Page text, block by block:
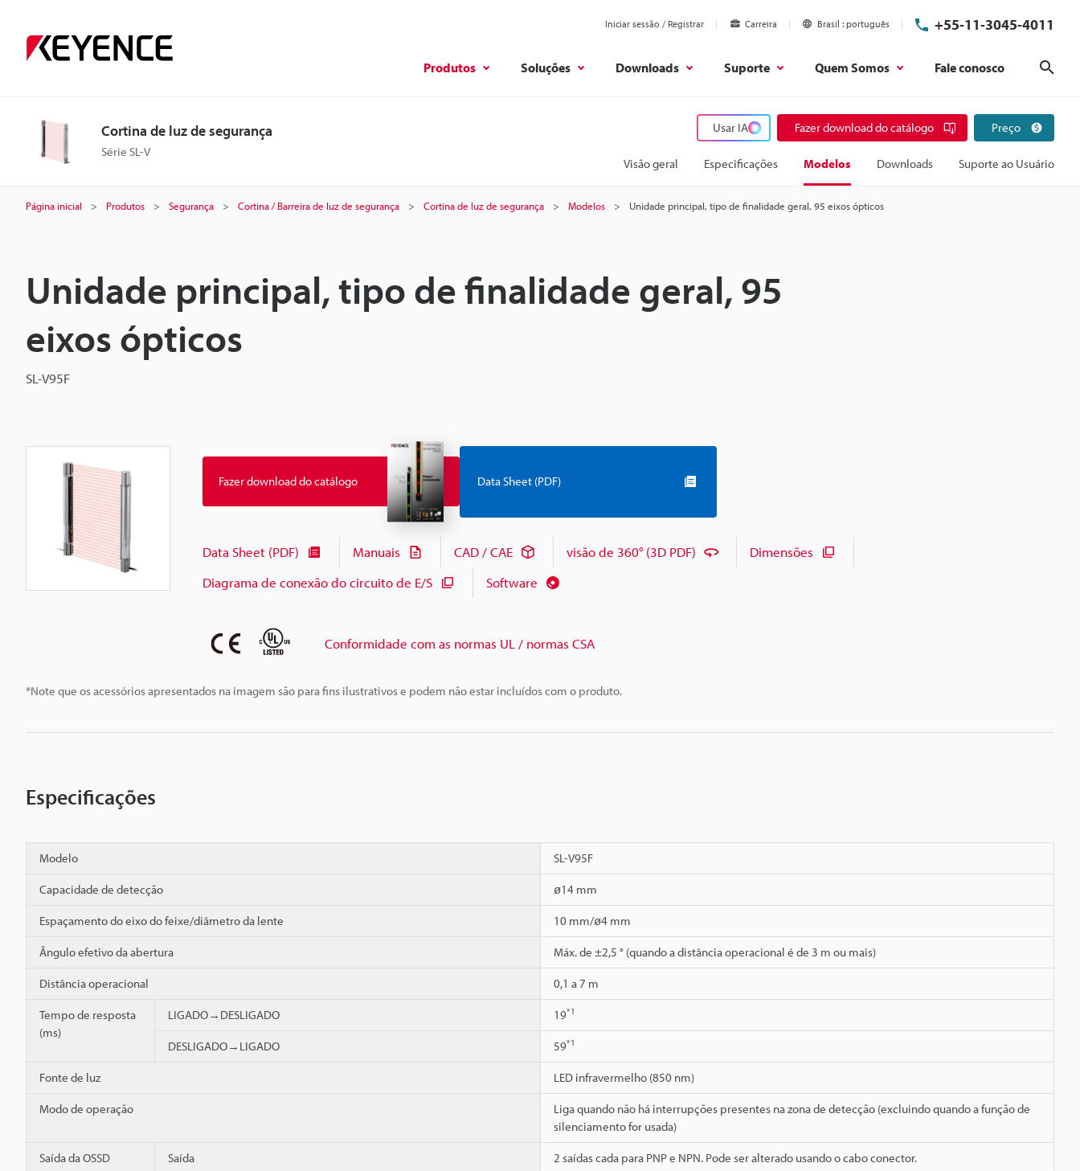
Iniciar sessão / Registrar Carreira Brasil português +55-11-3045-4011
Produtos Soluções Downloads Suporte Quem Somos Fale conosco
Cortina de luz de segurança
Série SL-V
Usar IA Fazer download do catálogo Preço
Visão geral Especificações Modelos Downloads Suporte ao Usuário
Página inicial Produtos Segurança Cortina / Barreira de luz de segurança Cortina de luz de segurança Modelos Unidade principal, tipo de finalidade geral, 95 eixos ópticos
Unidade principal, tipo de finalidade geral, 95
eixos ópticos
SL-V95F
*Note que os acessórios apresentados na imagem são para fins ilustrativos e podem não estar incluídos com o produto.
Fazer download do catálogo Data Sheet (PDF)
Data Sheet (PDF) Manuais CAD / CAE visão de 360° (3D PDF)
Dimensões
Diagrama de conexão do circuito de E/S
Software
Conformidade com as normas UL / normas CSA
Especificações
Modelo SL-V95F
Capacidade de detecção ø14 mm
Espaçamento do eixo do feixe/diâmetro da lente 10 mm/ø4 mm
Ângulo efetivo da abertura Máx. de ±2,5 ° (quando a distância operacional é de 3 m ou mais)
Distância operacional 0,1 a 7 m
Tempo de resposta
(ms)
LIGADO→DESLIGADO 19*1
DESLIGADO→LIGADO 59*1
Fonte de luz LED infravermelho (850 nm)
Modo de operação
Liga quando não há interrupções presentes na zona de detecção (excluindo quando a função de
silenciamento for usada)
Saída da OSSD Saída 2 saídas cada para PNP e NPN. Pode ser alterado usando o cabo conector.